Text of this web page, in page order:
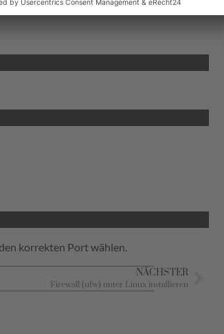
korrekten Port wählen.
NÄCHSTER
Firewall (ufw) unter Linux installieren